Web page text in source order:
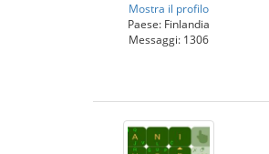
Mostra il profilo
Paese: Finlandia
Messaggi: 1306